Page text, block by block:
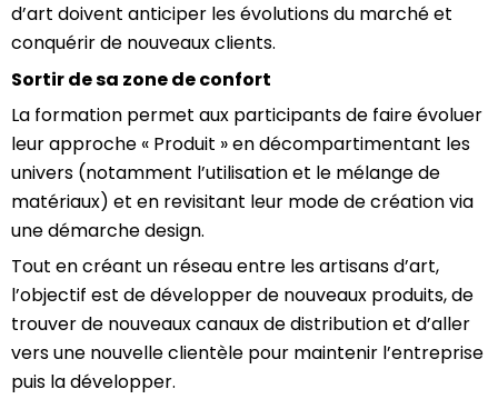
d’art doivent anticiper les évolutions du marché et
conquérir de nouveaux clients.
Sortir de sa zone de confort
La formation permet aux participants de faire évoluer
leur approche « Produit » en décompartimentant les
univers (notamment l’utilisation et le mélange de
matériaux) et en revisitant leur mode de création via
une démarche design.
Tout en créant un réseau entre les artisans d’art,
l’objectif est de développer de nouveaux produits, de
trouver de nouveaux canaux de distribution et d’aller
vers une nouvelle clientèle pour maintenir l’entreprise
puis la développer.